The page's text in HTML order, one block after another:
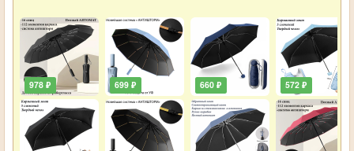
978 ₽ 699 ₽ 660 ₽ 572 ₽